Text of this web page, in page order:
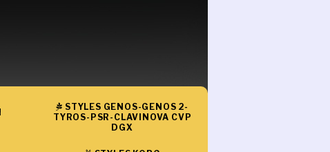
STYLES GENOS-GENOS 2-
TYROS-PSR-CLAVINOVA CVP
DGX